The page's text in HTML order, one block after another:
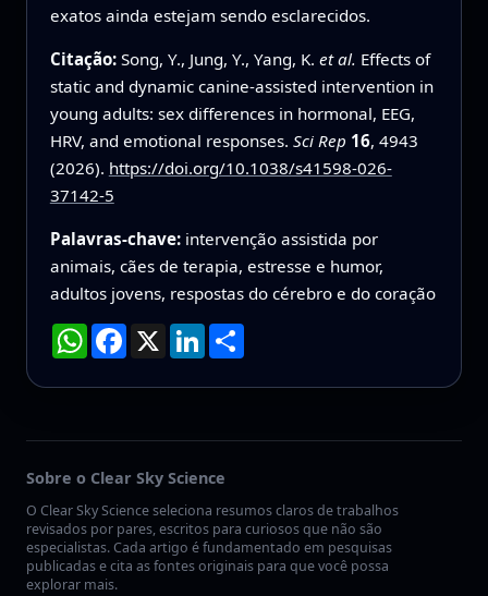
exatos ainda estejam sendo esclarecidos.
Citação: Song, Y., Jung, Y., Yang, K. et al. Effects of
static and dynamic canine-assisted intervention in
young adults: sex differences in hormonal, EEG,
HRV, and emotional responses. Sci Rep 16, 4943
(2026). https://doi.org/10.1038/s41598-026-
37142-5
Palavras-chave: intervenção assistida por
animais, cães de terapia, estresse e humor,
adultos jovens, respostas do cérebro e do coração
WhatsApp
Facebook
X LinkedInCompartilhar
Sobre o Clear Sky Science
O Clear Sky Science seleciona resumos claros de trabalhos
revisados por pares, escritos para curiosos que não são
especialistas. Cada artigo é fundamentado em pesquisas
publicadas e cita as fontes originais para que você possa
explorar mais.